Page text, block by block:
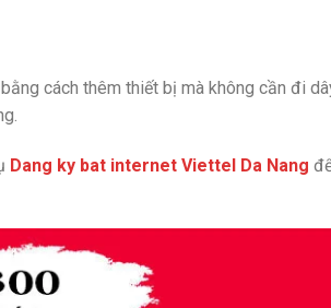
cách thêm thiết bị mà không cần đi
Dang ky bat internet Viettel Da Nang